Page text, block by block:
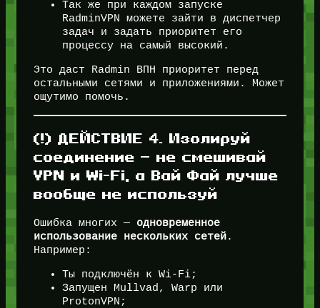
Так же при каждом запуске
RadminVPN можете зайти в диспетчер
задач и задать приоритет его
процессу на самый высокий.
Это даст Radmin ВПН приоритет перед
остальными сетями и приложениями. Может
ощутимо помочь.
(!) ДЕЙСТВИЕ 4. Изолируй
соединение — не смешивай
VPN и Wi-Fi, а Вай Фай лучше
вообще не используй
Ошибка многих — одновременное
использование нескольких сетей.
Например:
Ты подключён к Wi-Fi;
Запущен Mullvad, Warp или
ProtonVPN;